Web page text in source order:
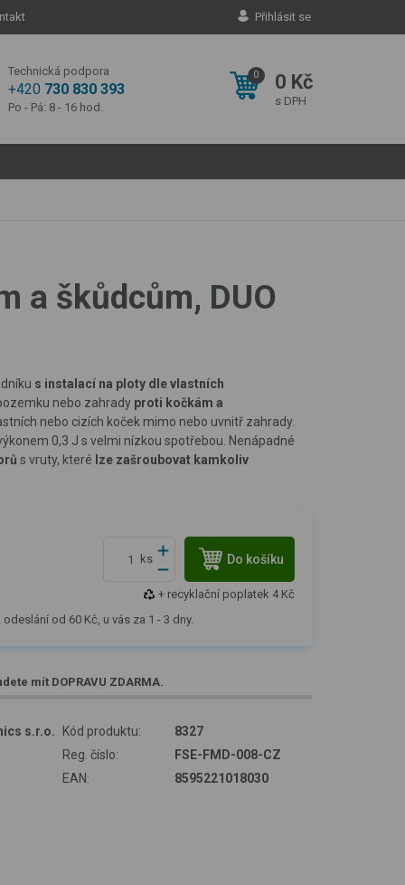
Přihlásit se
Technická podpora
+420 730 830 393
Po - Pá: 8 - 16 hod.
0 0 Kč
s DPH
a škůdcům, DUO
s instalací na ploty dle vlastních
nebo zahrady proti kočkám a
nebo cizích koček mimo nebo uvnitř zahrady.
0,3 J s velmi nízkou spotřebou. Nenápadné
s vruty, které lze zašroubovat kamkoliv
ks Do košíku
+ recyklační poplatek 4 Kč
odeslání od 60 Kč, u vás za 1 - 3 dny.
mít DOPRAVU ZDARMA.
s.r.o. Kód produktu:
8327
Reg. číslo:
FSE-FMD-008-CZ
EAN:
8595221018030